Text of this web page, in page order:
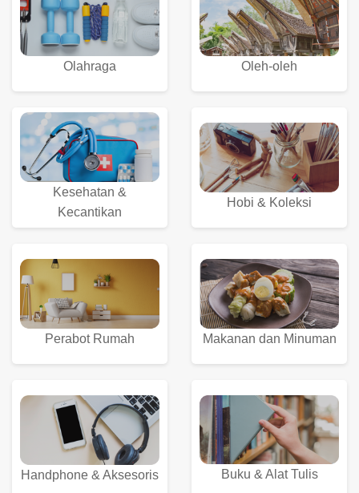
Olahraga Oleh-oleh
Kesehatan &
Kecantikan
Hobi & Koleksi
Perabot Rumah Makanan dan Minuman
Handphone & Aksesoris Buku & Alat Tulis